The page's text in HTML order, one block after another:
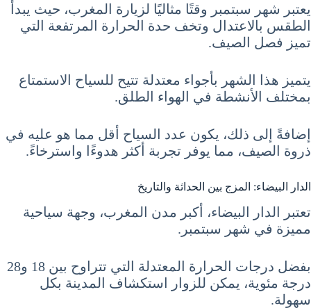
يعتبر شهر سبتمبر وقتًا مثاليًا لزيارة المغرب، حيث يبدأ
الطقس بالاعتدال وتخف حدة الحرارة المرتفعة التي
تميز فصل الصيف.
يتميز هذا الشهر بأجواء معتدلة تتيح للسياح الاستمتاع
بمختلف الأنشطة في الهواء الطلق.
إضافةً إلى ذلك، يكون عدد السياح أقل مما هو عليه في
ذروة الصيف، مما يوفر تجربة أكثر هدوءًا واسترخاءً.
الدار البيضاء: المزج بين الحداثة والتاريخ
تعتبر الدار البيضاء، أكبر مدن المغرب، وجهة سياحية
مميزة في شهر سبتمبر.
بفضل درجات الحرارة المعتدلة التي تتراوح بين 18 و28
درجة مئوية، يمكن للزوار استكشاف المدينة بكل
سهولة.